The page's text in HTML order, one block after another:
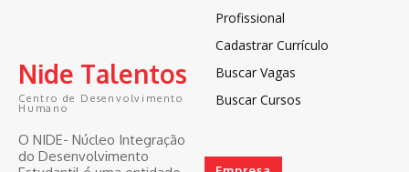
Nide Talentos
Centro de Desenvolvimento
Humano
O NIDE- Núcleo Integração
do Desenvolvimento
Profissional
Cadastrar Currículo
Buscar Vagas
Buscar Cursos